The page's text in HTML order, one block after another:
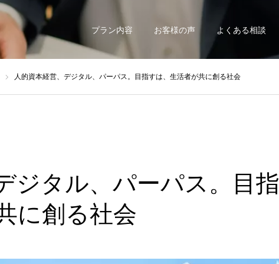
プラン内容 お客様の声 よくある相談
人的資本経営、デジタル、パーパス。目指すは、生活者が共に創る社会
ジタル、パーパス。目指
に創る社会